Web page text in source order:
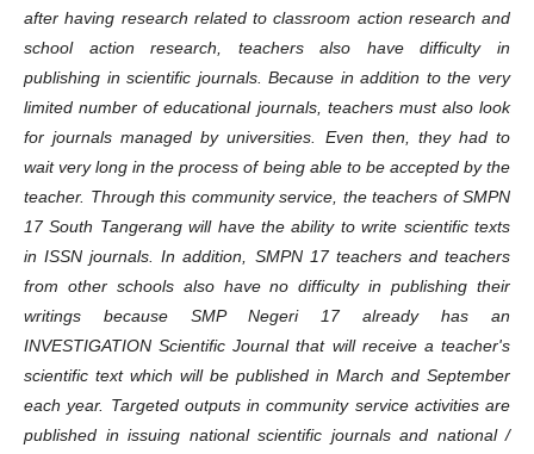
after having research related to classroom action research and
school action research, teachers also have difficulty in
publishing in scientific journals. Because in addition to the very
limited number of educational journals, teachers must also look
for journals managed by universities. Even then, they had to
wait very long in the process of being able to be accepted by the
teacher. Through this community service, the teachers of SMPN
17 South Tangerang will have the ability to write scientific texts
in ISSN journals. In addition, SMPN 17 teachers and teachers
from other schools also have no difficulty in publishing their
writings because SMP Negeri 17 already has an
INVESTIGATION Scientific Journal that will receive a teacher's
scientific text which will be published in March and September
each year. Targeted outputs in community service activities are
published in issuing national scientific journals and national /